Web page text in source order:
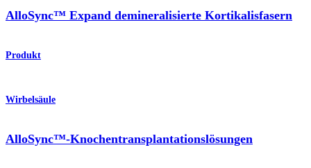
AlloSync™ Expand demineralisierte Kortikalisfasern
Produkt
Wirbelsäule
AlloSync™-Knochentransplantationslösungen